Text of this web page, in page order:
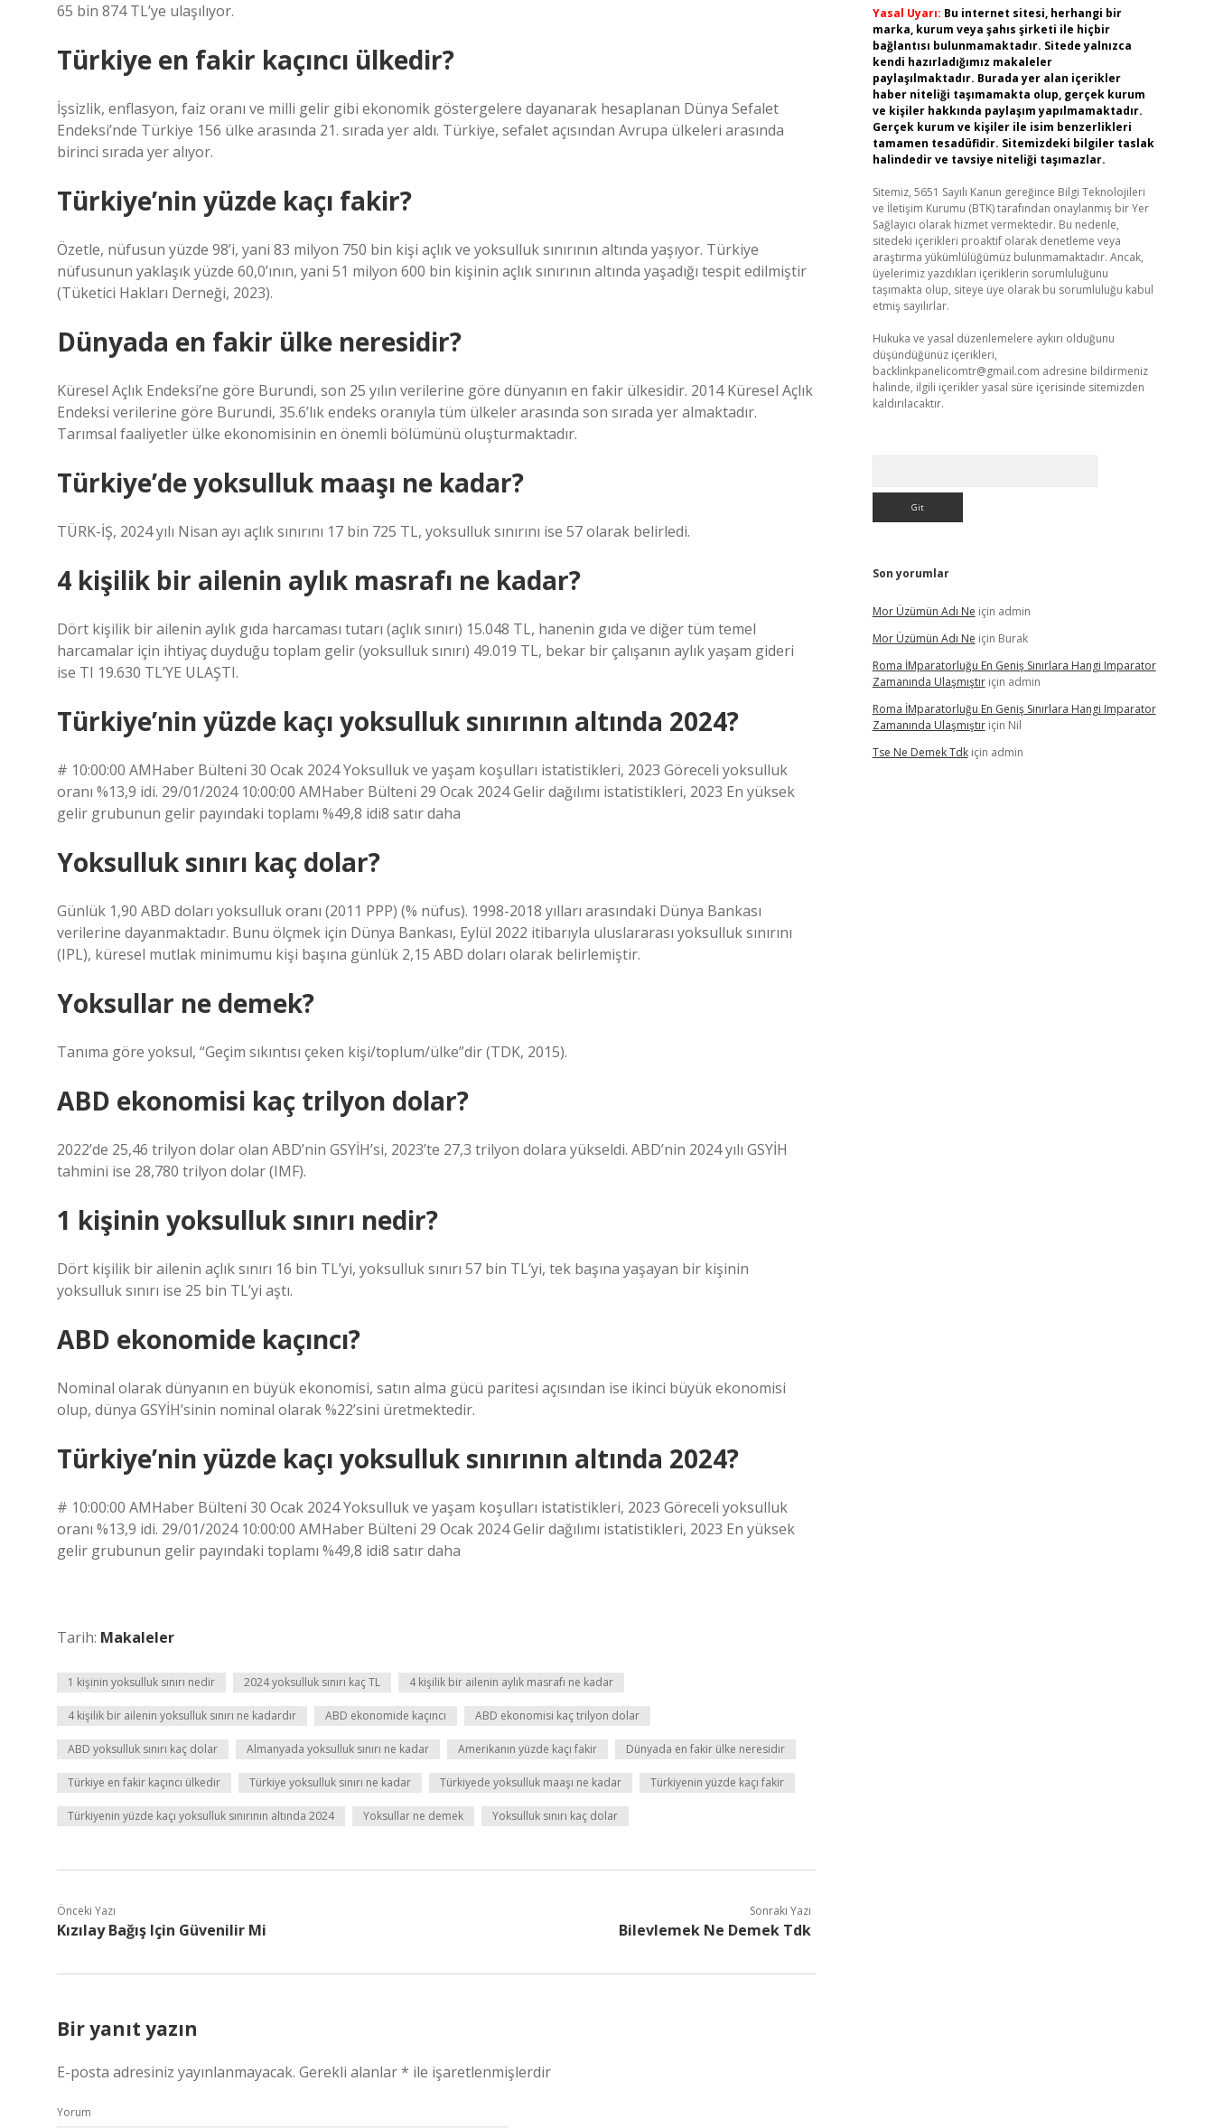
65 bin 874 TL’ye ulaşılıyor.
Türkiye en fakir kaçıncı ülkedir?
İşsizlik, enflasyon, faiz oranı ve milli gelir gibi ekonomik göstergelere dayanarak hesaplanan Dünya Sefalet
Endeksi’nde Türkiye 156 ülke arasında 21. sırada yer aldı. Türkiye, sefalet açısından Avrupa ülkeleri arasında
birinci sırada yer alıyor.
Türkiye’nin yüzde kaçı fakir?
Özetle, nüfusun yüzde 98’i, yani 83 milyon 750 bin kişi açlık ve yoksulluk sınırının altında yaşıyor. Türkiye
nüfusunun yaklaşık yüzde 60,0’ının, yani 51 milyon 600 bin kişinin açlık sınırının altında yaşadığı tespit edilmiştir
(Tüketici Hakları Derneği, 2023).
Dünyada en fakir ülke neresidir?
Küresel Açlık Endeksi’ne göre Burundi, son 25 yılın verilerine göre dünyanın en fakir ülkesidir. 2014 Küresel Açlık
Endeksi verilerine göre Burundi, 35.6’lık endeks oranıyla tüm ülkeler arasında son sırada yer almaktadır.
Tarımsal faaliyetler ülke ekonomisinin en önemli bölümünü oluşturmaktadır.
Türkiye’de yoksulluk maaşı ne kadar?
TÜRK-İŞ, 2024 yılı Nisan ayı açlık sınırını 17 bin 725 TL, yoksulluk sınırını ise 57 olarak belirledi.
4 kişilik bir ailenin aylık masrafı ne kadar?
Dört kişilik bir ailenin aylık gıda harcaması tutarı (açlık sınırı) 15.048 TL, hanenin gıda ve diğer tüm temel
harcamalar için ihtiyaç duyduğu toplam gelir (yoksulluk sınırı) 49.019 TL, bekar bir çalışanın aylık yaşam gideri
ise TI 19.630 TL’YE ULAŞTI.
Türkiye’nin yüzde kaçı yoksulluk sınırının altında 2024?
# 10:00:00 AMHaber Bülteni 30 Ocak 2024 Yoksulluk ve yaşam koşulları istatistikleri, 2023 Göreceli yoksulluk
oranı %13,9 idi. 29/01/2024 10:00:00 AMHaber Bülteni 29 Ocak 2024 Gelir dağılımı istatistikleri, 2023 En yüksek
gelir grubunun gelir payındaki toplamı %49,8 idi8 satır daha
Yoksulluk sınırı kaç dolar?
Günlük 1,90 ABD doları yoksulluk oranı (2011 PPP) (% nüfus). 1998-2018 yılları arasındaki Dünya Bankası
verilerine dayanmaktadır. Bunu ölçmek için Dünya Bankası, Eylül 2022 itibarıyla uluslararası yoksulluk sınırını
(IPL), küresel mutlak minimumu kişi başına günlük 2,15 ABD doları olarak belirlemiştir.
Yoksullar ne demek?
Tanıma göre yoksul, “Geçim sıkıntısı çeken kişi/toplum/ülke”dir (TDK, 2015).
ABD ekonomisi kaç trilyon dolar?
2022’de 25,46 trilyon dolar olan ABD’nin GSYİH’si, 2023’te 27,3 trilyon dolara yükseldi. ABD’nin 2024 yılı GSYİH
tahmini ise 28,780 trilyon dolar (IMF).
1 kişinin yoksulluk sınırı nedir?
Dört kişilik bir ailenin açlık sınırı 16 bin TL’yi, yoksulluk sınırı 57 bin TL’yi, tek başına yaşayan bir kişinin
yoksulluk sınırı ise 25 bin TL’yi aştı.
ABD ekonomide kaçıncı?
Nominal olarak dünyanın en büyük ekonomisi, satın alma gücü paritesi açısından ise ikinci büyük ekonomisi
olup, dünya GSYİH’sinin nominal olarak %22’sini üretmektedir.
Türkiye’nin yüzde kaçı yoksulluk sınırının altında 2024?
# 10:00:00 AMHaber Bülteni 30 Ocak 2024 Yoksulluk ve yaşam koşulları istatistikleri, 2023 Göreceli yoksulluk
oranı %13,9 idi. 29/01/2024 10:00:00 AMHaber Bülteni 29 Ocak 2024 Gelir dağılımı istatistikleri, 2023 En yüksek
gelir grubunun gelir payındaki toplamı %49,8 idi8 satır daha
Tarih: Makaleler
1 kişinin yoksulluk sınırı nedir 2024 yoksulluk sınırı kaç TL 4 kişilik bir ailenin aylık masrafı ne kadar
4 kişilik bir ailenin yoksulluk sınırı ne kadardır ABD ekonomide kaçıncı ABD ekonomisi kaç trilyon dolar
ABD yoksulluk sınırı kaç dolar Almanyada yoksulluk sınırı ne kadar Amerikanın yüzde kaçı fakir Dünyada en fakir ülke neresidir
Türkiye en fakir kaçıncı ülkedir Türkiye yoksulluk sınırı ne kadar Türkiyede yoksulluk maaşı ne kadar Türkiyenin yüzde kaçı fakir
Türkiyenin yüzde kaçı yoksulluk sınırının altında 2024 Yoksullar ne demek Yoksulluk sınırı kaç dolar
Önceki Yazı
Kızılay Bağış Için Güvenilir Mi
Sonraki Yazı
Bilevlemek Ne Demek Tdk
Bir yanıt yazın
E-posta adresiniz yayınlanmayacak. Gerekli alanlar* ile işaretlenmişlerdir
Yorum
Yasal Uyarı: Bu internet sitesi, herhangi bir
marka, kurum veya şahıs şirketi ile hiçbir
bağlantısı bulunmamaktadır. Sitede yalnızca
kendi hazırladığımız makaleler
paylaşılmaktadır. Burada yer alan içerikler
haber niteliği taşımamakta olup, gerçek kurum
ve kişiler hakkında paylaşım yapılmamaktadır.
Gerçek kurum ve kişiler ile isim benzerlikleri
tamamen tesadüfidir. Sitemizdeki bilgiler taslak
halindedir ve tavsiye niteliği taşımazlar.
Sitemiz, 5651 Sayılı Kanun gereğince Bilgi Teknolojileri
ve İletişim Kurumu (BTK) tarafından onaylanmış bir Yer
Sağlayıcı olarak hizmet vermektedir. Bu nedenle,
sitedeki içerikleri proaktif olarak denetleme veya
araştırma yükümlülüğümüz bulunmamaktadır. Ancak,
üyelerimiz yazdıkları içeriklerin sorumluluğunu
taşımakta olup, siteye üye olarak bu sorumluluğu kabul
etmiş sayılırlar.
Hukuka ve yasal düzenlemelere aykırı olduğunu
düşündüğünüz içerikleri,
backlinkpanelicomtr@gmail.com adresine bildirmeniz
halinde, ilgili içerikler yasal süre içerisinde sitemizden
kaldırılacaktır.
Son yorumlar
Mor Üzümün Adı Ne için admin
Mor Üzümün Adı Ne için Burak
Roma İMparatorluğu En Geniş Sınırlara Hangi Imparator
Zamanında Ulaşmıştıriçin admin
Roma İMparatorluğu En Geniş Sınırlara Hangi Imparator
Zamanında Ulaşmıştıriçin Nil
Tse Ne Demek Tdkiçin admin